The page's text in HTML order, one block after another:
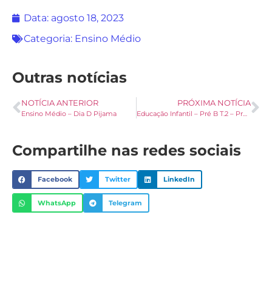
Data: agosto 18, 2023
Categoria: Ensino Médio
Outras notícias
NOTÍCIA ANTERIOR
Ensino Médio – Dia D Pijama
PRÓXIMA NOTÍCIA
Educação Infantil – Pré B T.2 – Professora Pâmela Ortiz, Rafaela e Heloísa
Compartilhe nas redes sociais
Facebook Twitter LinkedIn
WhatsApp Telegram